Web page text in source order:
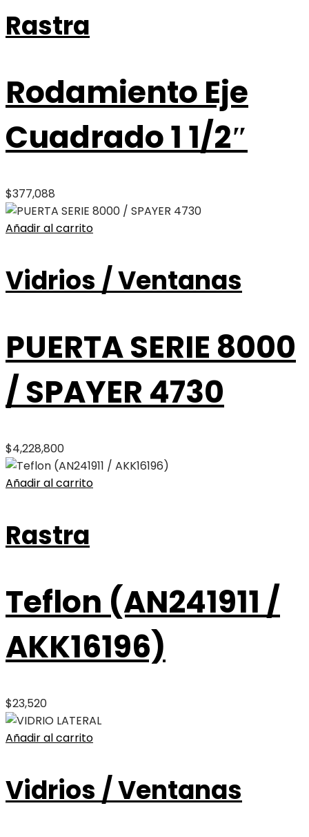
Rastra
Rodamiento Eje
Cuadrado 1 1/2″
$377,088
Añadir al carrito
Vidrios / Ventanas
PUERTA SERIE 8000
/ SPAYER 4730
$4,228,800
Añadir al carrito
Rastra
Teflon (AN241911 /
AKK16196)
$23,520
Añadir al carrito
Vidrios / Ventanas